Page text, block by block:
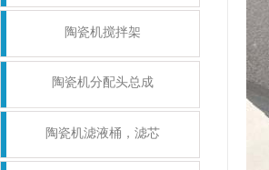
陶瓷机搅拌架
陶瓷机分配头总成
陶瓷机滤液桶，滤芯